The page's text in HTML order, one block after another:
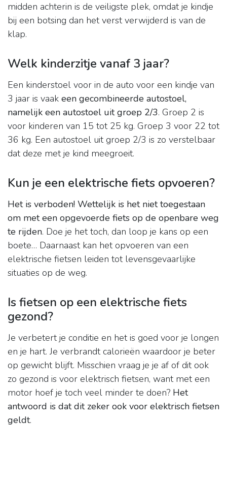
midden achterin is de veiligste plek, omdat je kindje
bij een botsing dan het verst verwijderd is van de
klap.
Welk kinderzitje vanaf 3 jaar?
Een kinderstoel voor in de auto voor een kindje van
3 jaar is vaak een gecombineerde autostoel,
namelijk een autostoel uit groep 2/3. Groep 2 is
voor kinderen van 15 tot 25 kg. Groep 3 voor 22 tot
36 kg. Een autostoel uit groep 2/3 is zo verstelbaar
dat deze met je kind meegroeit.
Kun je een elektrische fiets opvoeren?
Het is verboden! Wettelijk is het niet toegestaan
om met een opgevoerde fiets op de openbare weg
te rijden. Doe je het toch, dan loop je kans op een
boete… Daarnaast kan het opvoeren van een
elektrische fietsen leiden tot levensgevaarlijke
situaties op de weg.
Is fietsen op een elektrische fiets
gezond?
Je verbetert je conditie en het is goed voor je longen
en je hart. Je verbrandt calorieën waardoor je beter
op gewicht blijft. Misschien vraag je je af of dit ook
zo gezond is voor elektrisch fietsen, want met een
motor hoef je toch veel minder te doen? Het
antwoord is dat dit zeker ook voor elektrisch fietsen
geldt.